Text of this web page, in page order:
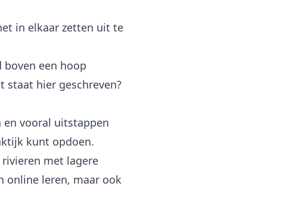
in elkaar zetten uit te
een hoop
staat hier geschreven?
vooral uitstappen
kunt opdoen.
rivieren met lagere
online leren, maar ook